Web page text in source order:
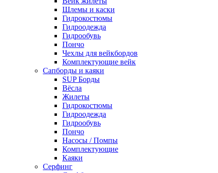
Шлемы и каски
Гидрокостюмы
Гидроодежда
Гидрообувь
Пончо
Чехлы для вейкбордов
Комплектующие вейк
Сапборды и каяки
SUP Борды
Вёсла
Жилеты
Гидрокостюмы
Гидроодежда
Гидрообувь
Пончо
Насосы / Помпы
Комплектующие
Каяки
Серфинг